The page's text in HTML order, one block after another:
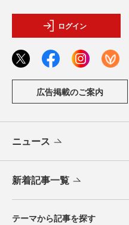
ログイン
広告掲載のご案内
ニュース
新着記事一覧
テーマから記事を探す